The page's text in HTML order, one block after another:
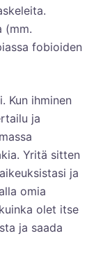
(mm.
fobioiden
Kun ihminen
ja
Yritä sitten
ja
omia
olet itse
ja saada